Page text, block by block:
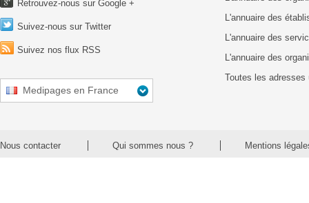
Retrouvez-nous sur Google +
Suivez-nous sur Twitter
Suivez nos flux RSS
Medipages en France
L'annuaire des
L'annuaire des
L'annuaire des
Toutes les adresses
Nous contacter Qui sommes nous ? Mentions